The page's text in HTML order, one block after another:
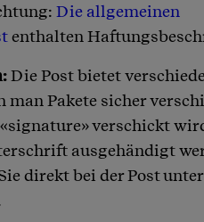
Die allgemeinen
enthalten
Die Post bietet
Pakete sicher
verschickt
ausgehändigt
direkt bei der Post unter